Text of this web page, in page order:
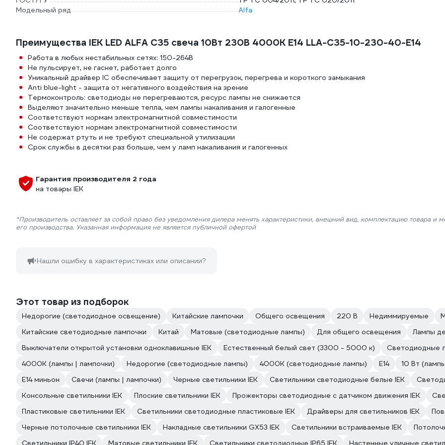
Модельный ряд
Alfa
Преимущества IEK LED ALFA C35 свеча 10Вт 230В 4000К E14 LLA-C35-10-230-40-E14
Работа в любых нестабильных сетях: 150-264В
Не пульсирует, не гаснет, работает долго
Уникальный драйвер IC обеспечивает защиту от перегрузок, перегрева и короткого замыкания
Anti blue-light - защита от негативного воздействия на зрение
Термоконтроль: светодиоды не перегреваются, ресурс лампы не снижается
Выделяют значительно меньше тепла, чем лампы накаливания и галогенные
Соответствуют нормам электромагнитной совместимости
Соответствуют нормам электромагнитной совместимости
Не содержат ртуть и не требуют специальной утилизации
Срок службы в десятки раз больше, чем у ламп накаливания и галогенных
Гарантия производителя 2 года
на товары IEK
*Производитель оставляет за собой право без уведомления дилера менять характеристики, внешний вид, комплектацию товара и
его производства. Указанная информация не является публичной офертой
Нашли ошибку в характеристиках или описании?
Этот товар из подборок
Недорогие (светодиодное освещение) Китайские лампочки Общего освещения 220 В Недиммируемые
Китайские светодиодные лампочки
Китай Матовые (светодиодные лампы) Для общего освещения
Лампы
Выключатели открытой установки одноклавишные IEK
Естественный белый свет (3300 - 5000 к)
Светодиодные
4000К (лампы | лампочки)
Недорогие (светодиодные лампы) 4000К (светодиодные лампы) Е14
10 Вт
E14 миньон
Свечи (лампы | лампочки) Черные светильники IEK Светильники светодиодные белые IEK
Консольные светильники IEK
Плоские светильники IEK Прожекторы светодиодные с датчиком движения IEK
Пластиковые светильники IEK
Светильники светодиодные пластиковые IEK Драйверы для светильников IEK
Черные потолочные светильники IEK
Накладные светильники GX53 IEK Светильники встраиваемые IEK
Светильники IP40 IEK
Матовые светильники IEK Светильники светодиодные IP65 IEK Настенные уличные